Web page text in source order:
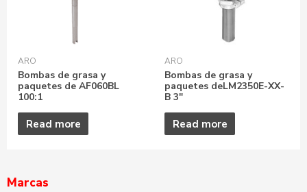
Marcas
ARO
Bombas de grasa y
paquetes de AF060BL
100:1
Read more
ARO
Bombas de grasa y
paquetes deLM2350E-XX-
B 3″
Read more